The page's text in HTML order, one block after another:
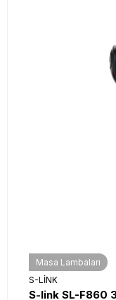
Masa Lambaları
S-LİNK
S-link SL-F860